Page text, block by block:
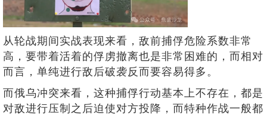
从轮战期间实战表现来看，敌前捕俘危险系数非常
高，要带着活着的俘虏撤离也是非常困难的，而相对
而言，单纯进行敌后破袭反而要容易得多。
而俄乌冲突来看，这种捕俘行动基本上不存在，都是
对敌进行压制之后迫使对方投降，而特种作战一般都